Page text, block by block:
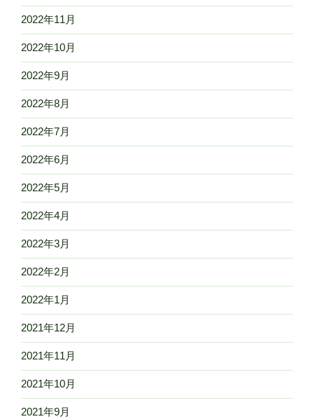
2022年11月
2022年10月
2022年9月
2022年8月
2022年7月
2022年6月
2022年5月
2022年4月
2022年3月
2022年2月
2022年1月
2021年12月
2021年11月
2021年10月
2021年9月